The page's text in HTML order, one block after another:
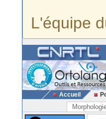
L'équipe
Accueil